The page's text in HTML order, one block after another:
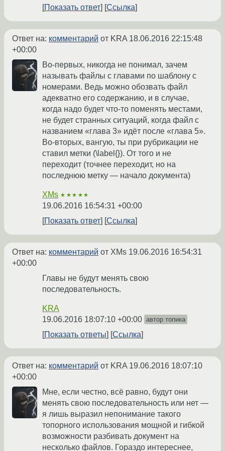
Показать ответ Ссылка
Ответ на: комментарий от KRA 18.06.2016 22:15:48
+00:00
Во-первых, никогда не понимал, зачем
называть файлы с главами по шаблону с
номерами. Ведь можно обозвать файл
адекватно его содержанию, и в случае,
когда надо будет что-то поменять местами,
не будет странных ситуаций, когда файл с
названием «глава 3» идёт после «глава 5».
Во-вторых, вангую, ты при рубрикации не
ставил метки (\label{}). От того и не
переходит (точнее переходит, но на
последнюю метку — начало документа)
XMs ★★★★★
19.06.2016 16:54:31 +00:00
Показать ответ
Ссылка
Ответ на: комментарий от XMs 19.06.2016 16:54:31
+00:00
Главы не будут менять свою
последовательность.
KRA
19.06.2016 18:07:10 +00:00 автор топика
Показать ответы Ссылка
Ответ на: комментарий от KRA 19.06.2016 18:07:10
+00:00
Мне, если честно, всё равно, будут они
менять свою последовательность или нет —
я лишь выразил непонимание такого
топорного использования мощной и гибкой
возможности разбивать документ на
несколько файлов. Гораздо интереснее,